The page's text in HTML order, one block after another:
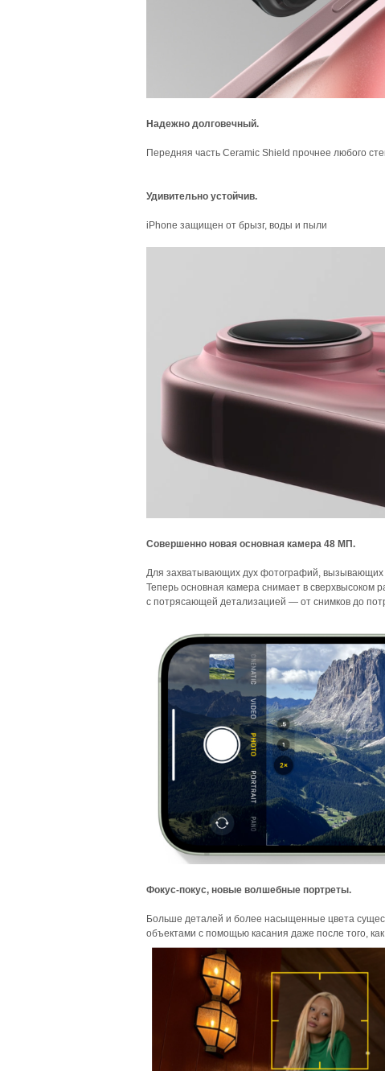
Надежно долговечный.
Передняя часть Ceramic Shield прочнее любого
Удивительно устойчив.
iPhone защищен от брызг, воды и пыли
Совершенно новая основная камера 48 МП.
Для захватывающих дух фотографий, вызывающих
Теперь основная камера снимает в
с потрясающей детализацией — от снимков до
Фокус-покус, новые волшебные портреты.
Больше деталей и более насыщенные цвета
объектами с помощью касания даже после того,